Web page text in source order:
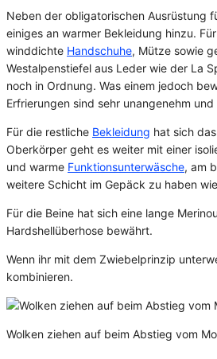
Neben der obligatorischen Ausrüstung
einiges an warmer Bekleidung hinzu.
winddichte Handschuhe, Mütze sowie
Westalpenstiefel aus Leder wie der La
noch in Ordnung. Was einem jedoch
Erfrierungen sind sehr unangenehm
Für die restliche Bekleidung hat sich
Oberkörper geht es weiter mit einer
und warme Funktionsunterwäsche, am
weitere Schicht im Gepäck zu haben
Für die Beine hat sich eine lange
Hardshellüberhose bewährt.
Wenn ihr mit dem Zwiebelprinzip
kombinieren.
Wolken ziehen auf beim Abstieg vom